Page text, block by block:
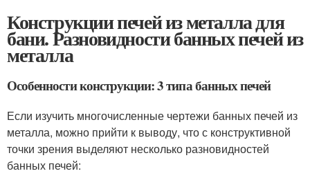
Конструкции печей из металла для
бани. Разновидности банных печей из
металла
Особенности конструкции: 3 типа банных печей
Если изучить многочисленные чертежи банных печей из
металла, можно прийти к выводу, что с конструктивной
точки зрения выделяют несколько разновидностей
банных печей: